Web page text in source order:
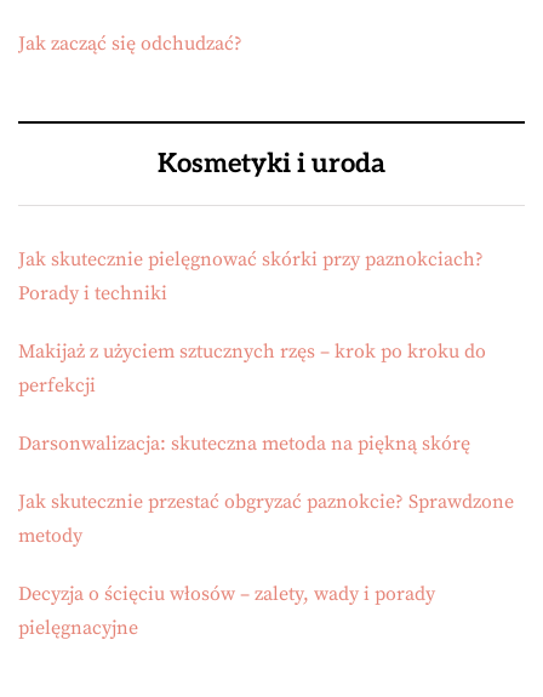
Jak zacząć się odchudzać?
Kosmetyki i uroda
Jak skutecznie pielęgnować skórki przy paznokciach?
Porady i techniki
Makijaż z użyciem sztucznych rzęs – krok po kroku do
perfekcji
Darsonwalizacja: skuteczna metoda na piękną skórę
Jak skutecznie przestać obgryzać paznokcie? Sprawdzone
metody
Decyzja o ścięciu włosów – zalety, wady i porady
pielęgnacyjne